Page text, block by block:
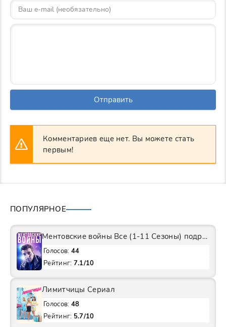
Отправить
Комментариев еще нет. Вы можете стать
первым!
ПОПУЛЯРНОЕ
Ментовские войны Все (1-11 Сезоны) подряд Сериал
Голосов: 44
Рейтинг: 7.1/10
Лимитчицы Сериал
Голосов: 48
Рейтинг: 5.7/10